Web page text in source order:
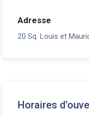
Adresse
20 Sq. Louis et
Horaires